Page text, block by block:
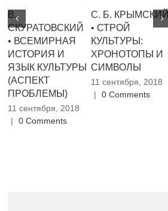
В.
СКУРАТОВСКИЙ
• ВСЕМИРНАЯ
ИСТОРИЯ И
ЯЗЫК КУЛЬТУРЫ
(АСПЕКТ
ПРОБЛЕМЫ)
11 сентября, 2018
|
0 Comments
С. Б. КРЫМСКИЙ
• СТРОЙ
КУЛЬТУРЫ:
ХРОНОТОПЫ И
СИМВОЛЫ
11 сентября, 2018
|
0 Comments